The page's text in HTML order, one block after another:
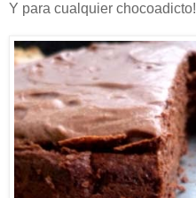
Y para cualquier chocoadicto!